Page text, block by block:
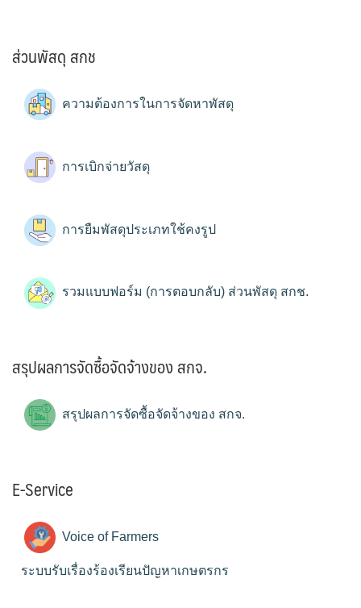
ส่วนพัสดุ สกช
ความต้องการในการจัดหาพัสดุ
การเบิกจ่ายวัสดุ
การยืมพัสดุประเภทใช้คงรูป
รวมแบบฟอร์ม (การตอบกลับ) ส่วนพัสดุ สกช.
สรุปผลการจัดซื้อจัดจ้างของ สกจ.
สรุปผลการจัดซื้อจัดจ้างของ สกจ.
E-Service
Voice of Farmers
ระบบรับเรื่องร้องเรียนปัญหาเกษตรกร